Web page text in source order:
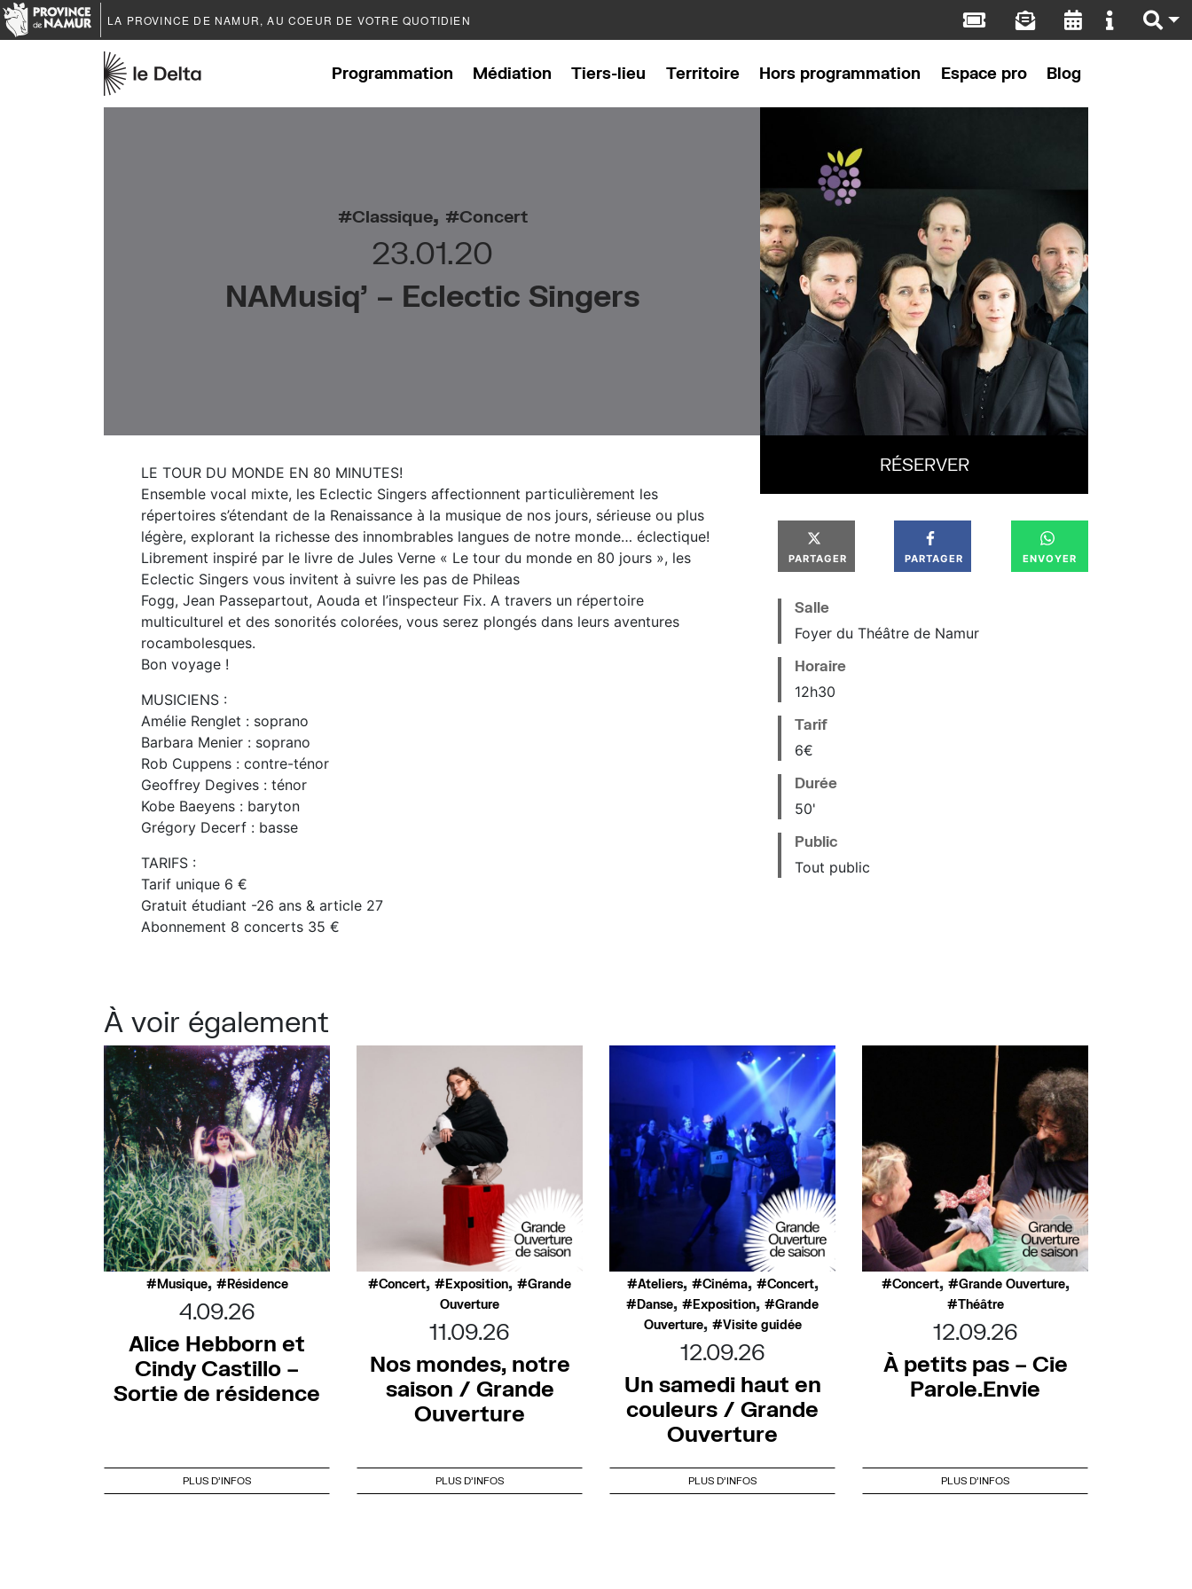
LA PROVINCE DE NAMUR, AU COEUR DE VOTRE QUOTIDIEN
Programmation Médiation Tiers-lieu Territoire Hors programmation Espace pro Blog
Classique, Concert
23.01.20
NAMusiq’ – Eclectic Singers
LE TOUR DU MONDE EN 80 MINUTES!
Ensemble vocal mixte, les Eclectic Singers affectionnent particulièrement les
répertoires s’étendant de la Renaissance à la musique de nos jours, sérieuse ou plus
légère, explorant la richesse des innombrables langues de notre monde… éclectique!
Librement inspiré par le livre de Jules Verne « Le tour du monde en 80 jours », les
Eclectic Singers vous invitent à suivre les pas de Phileas
Fogg, Jean Passepartout, Aouda et l’inspecteur Fix. A travers un répertoire
multiculturel et des sonorités colorées, vous serez plongés dans leurs aventures
rocambolesques.
Bon voyage !
MUSICIENS :
Amélie Renglet : soprano
Barbara Menier : soprano
Rob Cuppens : contre-ténor
Geoffrey Degives : ténor
Kobe Baeyens : baryton
Grégory Decerf : basse
TARIFS :
Tarif unique 6 €
Gratuit étudiant -26 ans & article 27
Abonnement 8 concerts 35 €
RÉSERVER
PARTAGER PARTAGER ENVOYER
Salle
Foyer du Théâtre de Namur
Horaire
12h30
Tarif
6€
Durée
50'
Public
Tout public
À voir également
Musique, Résidence
4.09.26
Alice Hebborn et
Cindy Castillo –
Sortie de résidence
PLUS D'INFOS
Concert, Exposition,
Grande
Ouverture
11.09.26
Nos mondes, notre
saison / Grande
Ouverture
PLUS D'INFOS
Ateliers, Cinéma, Concert,
Danse, Exposition,
Grande
Ouverture, Visite guidée
12.09.26
Un samedi haut en
couleurs / Grande
Ouverture
PLUS D'INFOS
Concert, Grande Ouverture,
Théâtre
12.09.26
À petits pas – Cie
Parole.Envie
PLUS D'INFOS